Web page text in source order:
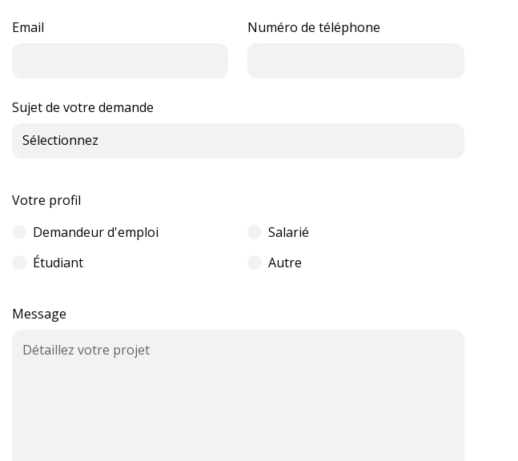
Email Numéro de téléphone
Sujet de votre demande
Votre profil
Demandeur d'emploi
Salarié
Étudiant
Autre
Message